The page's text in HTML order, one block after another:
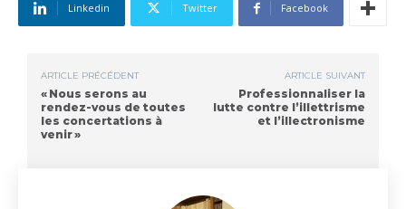
Linkedin Twitter Facebook
ARTICLE PRÉCÉDENT
« Nous serons au
rendez-vous de toutes
les concertations à
venir »
ARTICLE SUIVANT
Professionnaliser la
lutte contre l’illettrisme
et l’illectronisme